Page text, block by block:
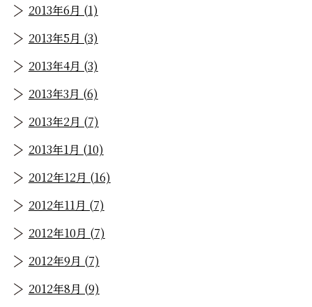
2013年6月 (1)
2013年5月 (3)
2013年4月 (3)
2013年3月 (6)
2013年2月 (7)
2013年1月 (10)
2012年12月 (16)
2012年11月 (7)
2012年10月 (7)
2012年9月 (7)
2012年8月 (9)